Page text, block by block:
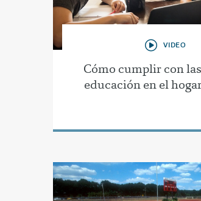
VIDEO
Cómo cumplir con
educación en el